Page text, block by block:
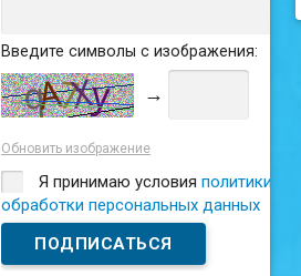
Введите символы с изображения:
→
Обновить изображение
Я принимаю условияполитики
обработки персональных данных